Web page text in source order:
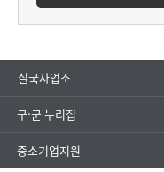
실국사업소
구·군 누리집
중소기업지원